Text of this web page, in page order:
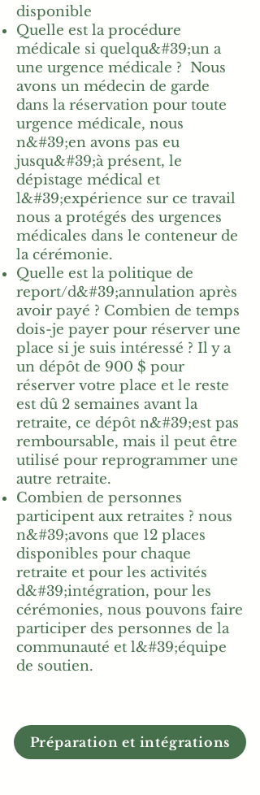
disponible
Quelle est la procédure
médicale si quelqu&#39;un a
une urgence médicale ? Nous
avons un médecin de garde
dans la réservation pour toute
urgence médicale, nous
n&#39;en avons pas eu
jusqu&#39;à présent, le
dépistage médical et
l&#39;expérience sur ce travail
nous a protégés des urgences
médicales dans le conteneur de
la cérémonie.
Quelle est la politique de
report/d&#39;annulation après
avoir payé ? Combien de temps
dois-je payer pour réserver une
place si je suis intéressé ? Il y a
un dépôt de 900 $ pour
réserver votre place et le reste
est dû 2 semaines avant la
retraite, ce dépôt n&#39;est pas
remboursable, mais il peut être
utilisé pour reprogrammer une
autre retraite.
Combien de personnes
participent aux retraites ? nous
n&#39;avons que 12 places
disponibles pour chaque
retraite et pour les activités
d&#39;intégration, pour les
cérémonies, nous pouvons faire
participer des personnes de la
communauté et l&#39;équipe
de soutien.
Préparation et intégrations